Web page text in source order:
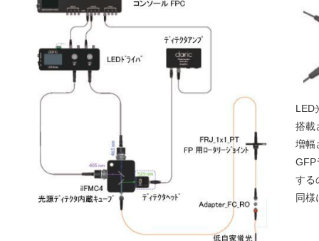
LED
搭載
増幅
GFP
する
同様